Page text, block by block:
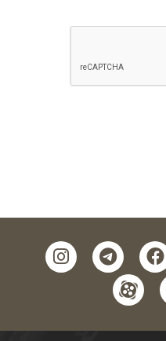
telegram
instagram
aparat